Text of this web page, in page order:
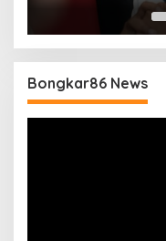
Bongkar86 News